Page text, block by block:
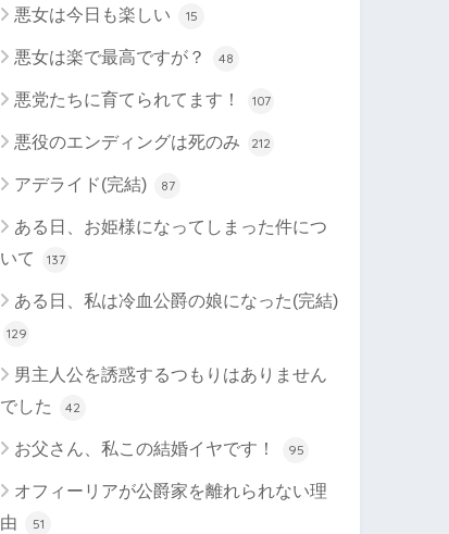
悪女は今日も楽しい 15
悪女は楽で最高ですが？ 48
悪党たちに育てられてます！ 107
悪役のエンディングは死のみ 212
アデライド(完結) 87
ある日、お姫様になってしまった件につ
いて
137
ある日、私は冷血公爵の娘になった(完結)
129
男主人公を誘惑するつもりはありません
でした
42
お父さん、私この結婚イヤです！ 95
オフィーリアが公爵家を離れられない理
由
51